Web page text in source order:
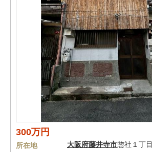
300万円
所在地 大阪府藤井寺市惣社１丁目